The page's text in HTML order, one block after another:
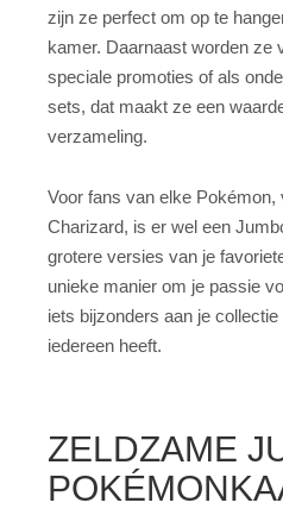
zijn ze perfect om op te
kamer. Daarnaast worden ze
speciale promoties of als
sets, dat maakt ze een
verzameling.
Voor fans van elke Pokémon,
Charizard, is er wel een
grotere versies van je
unieke manier om je passie
iets bijzonders aan je
iedereen heeft.
ZELDZAME